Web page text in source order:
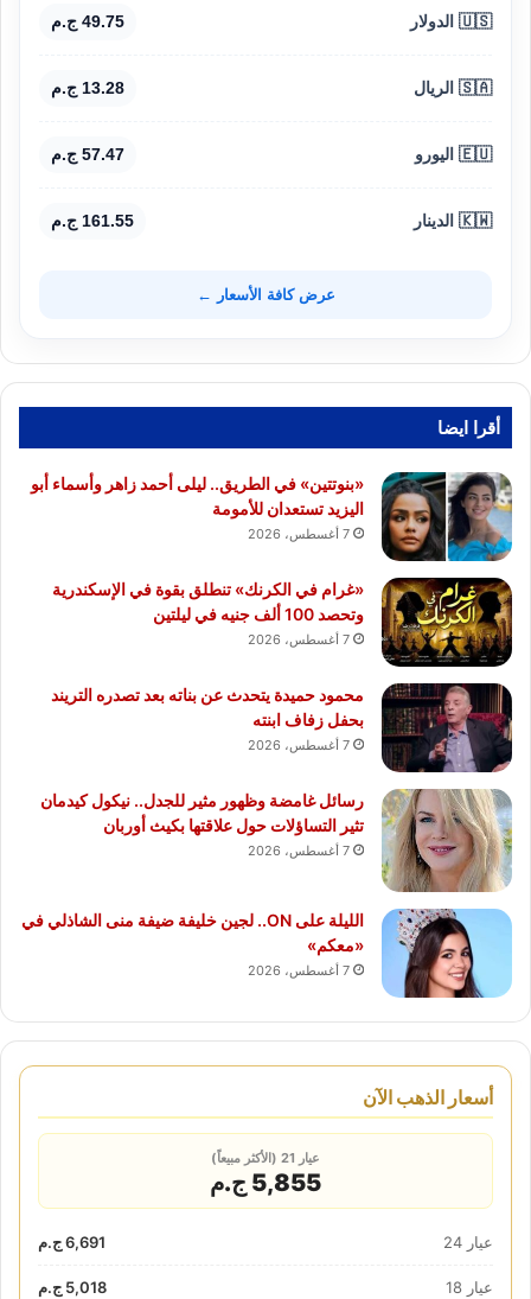
🇺🇸 الدولار 49.75 ج.م
🇸🇦 الريال 13.28 ج.م
🇪🇺 اليورو 57.47 ج.م
🇰🇼 الدينار 161.55 ج.م
عرض كافة الأسعار ←
أقرا ايضا
«بنوتتين» في الطريق.. ليلى أحمد زاهر وأسماء أبو
اليزيد تستعدان للأمومة
7 أغسطس، 2026
«غرام في الكرنك» تنطلق بقوة في الإسكندرية
وتحصد 100 ألف جنيه في ليلتين
7 أغسطس، 2026
محمود حميدة يتحدث عن بناته بعد تصدره التريند
بحفل زفاف ابنته
7 أغسطس، 2026
رسائل غامضة وظهور مثير للجدل.. نيكول كيدمان
تثير التساؤلات حول علاقتها بكيث أوربان
7 أغسطس، 2026
الليلة على ON.. لجين خليفة ضيفة منى الشاذلي في
«معكم»
7 أغسطس، 2026
أسعار الذهب الآن
عيار 21 (الأكثر مبيعاً)
5,855 ج.م
عيار 24 6,691 ج.م
عيار 18 5,018 ج.م